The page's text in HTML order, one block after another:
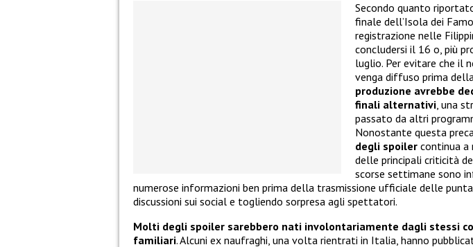
Secondo quanto
finale dell’Isola dei
registrazione nelle
concludersi il 16 o, più
luglio. Per evitare che il
venga diffuso prima
produzione avrebbe
finali alternativi, una
passato da altri
Nonostante questa
degli spoiler continua a
delle principali criticità
scorse settimane sono
numerose informazioni ben prima della trasmissione ufficiale delle
discussioni sui social e togliendo sorpresa agli spettatori.
Molti degli spoiler sarebbero nati involontariamente dagli stessi
familiari. Alcuni ex naufraghi, una volta rientrati in Italia, hanno